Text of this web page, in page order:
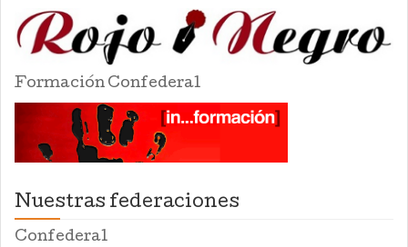
Formación Confederal
Nuestras federaciones
Confederal